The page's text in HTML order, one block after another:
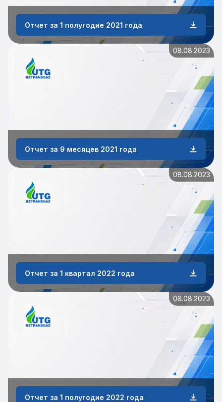
Отчет за 1 полугодие 2021 года
08.08.2023
Отчет за 9 месяцев 2021 года
08.08.2023
Отчет за 1 квартал 2022 года
08.08.2023
Отчет за 1 полугодие 2022 года